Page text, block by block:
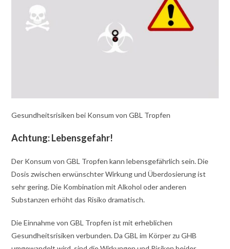
Gesundheitsrisiken bei Konsum von GBL Tropfen
Achtung: Lebensgefahr!
Der Konsum von GBL Tropfen kann lebensgefährlich sein. Die
Dosis zwischen erwünschter Wirkung und Überdosierung ist
sehr gering. Die Kombination mit Alkohol oder anderen
Substanzen erhöht das Risiko dramatisch.
Die Einnahme von GBL Tropfen ist mit erheblichen
Gesundheitsrisiken verbunden. Da GBL im Körper zu GHB